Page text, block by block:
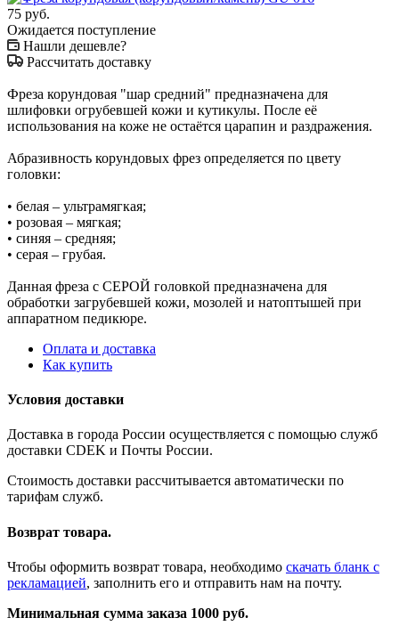
75 руб.
Ожидается поступление
Нашли дешевле?
Рассчитать доставку
Фреза корундовая "шар средний" предназначена для
шлифовки огрубевшей кожи и кутикулы. После её
использования на коже не остаётся царапин и раздражения.
Абразивность корундовых фрез определяется по цвету
головки:
• белая – ультрамягкая;
• розовая – мягкая;
• синяя – средняя;
• серая – грубая.
Данная фреза с СЕРОЙ головкой предназначена для
обработки загрубевшей кожи, мозолей и натоптышей при
аппаратном педикюре.
Оплата и доставка
Как купить
Условия доставки
Доставка в города России осуществляется с помощью служб
доставки CDEK и Почты России.
Стоимость доставки рассчитывается автоматически по
тарифам служб.
Возврат товара.
Чтобы оформить возврат товара, необходимо скачать бланк с
рекламацией, заполнить его и отправить нам на почту.
Минимальная сумма заказа 1000 руб.